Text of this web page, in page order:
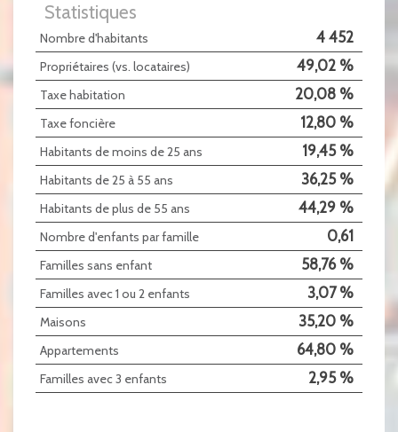
Statistiques
Nombre d'habitants 4 452
Propriétaires (vs. locataires) 49,02 %
Taxe habitation 20,08 %
Taxe foncière 12,80 %
Habitants de moins de 25 ans 19,45 %
Habitants de 25 à 55 ans 36,25 %
Habitants de plus de 55 ans 44,29 %
Nombre d'enfants par famille 0,61
Familles sans enfant 58,76 %
Familles avec 1 ou 2 enfants 3,07 %
Maisons 35,20 %
Appartements 64,80 %
Familles avec 3 enfants 2,95 %